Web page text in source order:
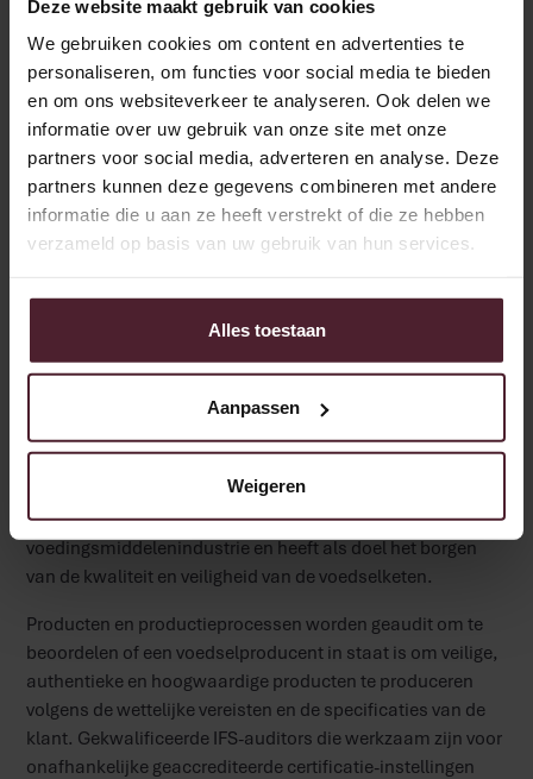
Deze website maakt gebruik van cookies
We gebruiken cookies om content en advertenties te
personaliseren, om functies voor social media te bieden
en om ons websiteverkeer te analyseren. Ook delen we
informatie over uw gebruik van onze site met onze
partners voor social media, adverteren en analyse. Deze
partners kunnen deze gegevens combineren met andere
informatie die u aan ze heeft verstrekt of die ze hebben
verzameld op basis van uw gebruik van hun services.
Alles toestaan
Aanpassen
Weigeren
win-win situatie!”
Over de IFS Food
Standaard
De IFS norm is een voedselveiligheidsstandaard die
ontwikkeld is door Duitse, Franse en Italiaanse handel- en
retailorganisaties. De norm is met name gericht op
toeleveranciers van retailers in de
voedingsmiddelenindustrie en heeft als doel het borgen
van de kwaliteit en veiligheid van de voedselketen.
Producten en productieprocessen worden geaudit om te
beoordelen of een voedselproducent in staat is om veilige,
authentieke en hoogwaardige producten te produceren
volgens de wettelijke vereisten en de specificaties van de
klant. Gekwalificeerde IFS-auditors die werkzaam zijn voor
onafhankelijke geaccrediteerde certificatie-instellingen